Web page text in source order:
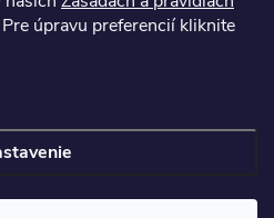
úpravu preferencií kliknite
. Všetky práva vyhradené.